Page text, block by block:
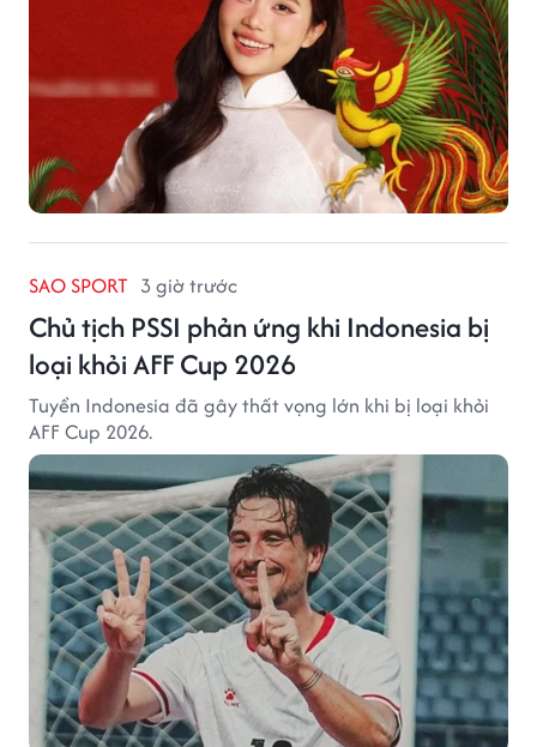
SAO SPORT 3 giờ trước
Chủ tịch PSSI phản ứng khi Indonesia bị
loại khỏi AFF Cup 2026
Tuyển Indonesia đã gây thất vọng lớn khi bị loại khỏi
AFF Cup 2026.